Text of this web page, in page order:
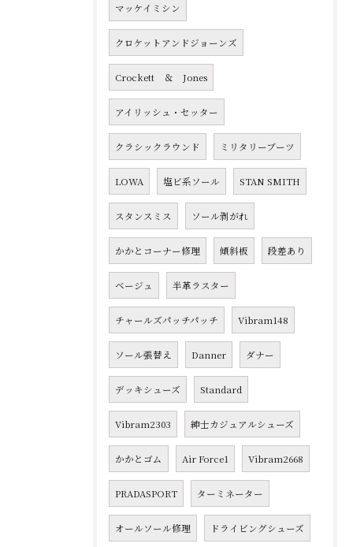
マッケイミシン
クロケットアンドジョーンズ
Crockett ＆ Jones
アイリッシュ・セッター
クラシックラウンド ミリタリーブーツ
LOWA 塩ビ系ソール STAN SMITH
スタンスミス ソール剥がれ
かかとコーナー修理 傾斜板 段差あり
ベージュ 半革ラスター
チャールズパッチパッチ Vibram148
ソール張替え Danner ダナー
デッキシューズ Standard
Vibram2303 紳士カジュアルシューズ
かかとゴム Air Force1 Vibram2668
PRADASPORT ターミネーター
オールソール修理 ドライビングシューズ